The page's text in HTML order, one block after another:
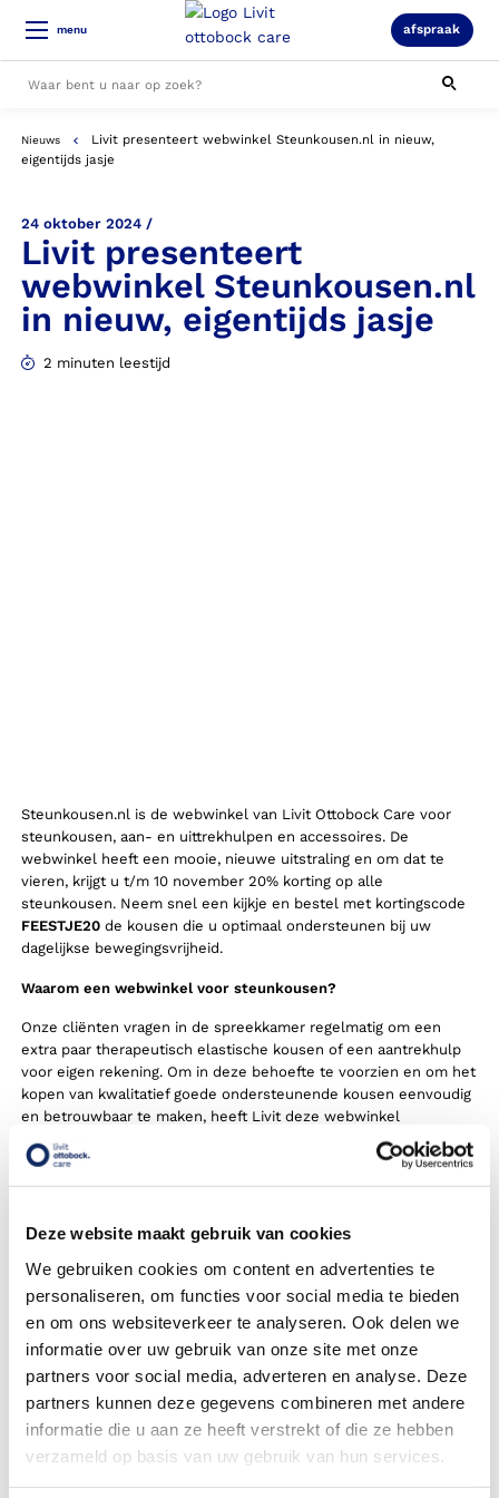
Deze website maakt gebruik van cookies
We gebruiken cookies om content en advertenties te
personaliseren, om functies voor social media te bieden
en om ons websiteverkeer te analyseren. Ook delen we
informatie over uw gebruik van onze site met onze
partners voor social media, adverteren en analyse. Deze
partners kunnen deze gegevens combineren met andere
informatie die u aan ze heeft verstrekt of die ze hebben
verzameld op basis van uw gebruik van hun services.
menu afspraak
Alle resultaten
Nieuws
Livit presenteert webwinkel Steunkousen.nl in nieuw,
eigentijds jasje
24 oktober 2024 /
Livit presenteert
webwinkel Steunkousen.nl
in nieuw, eigentijds jasje
2 minuten leestijd
Steunkousen.nl is de webwinkel van Livit Ottobock Care voor
steunkousen, aan- en uittrekhulpen en accessoires. De
webwinkel heeft een mooie, nieuwe uitstraling en om dat te
vieren, krijgt u t/m 10 november 20% korting op alle
steunkousen. Neem snel een kijkje en bestel met kortingscode
FEESTJE20de kousen die u optimaal ondersteunen bij uw
dagelijkse bewegingsvrijheid.
Waarom een webwinkel voor steunkousen?
Onze cliënten vragen in de spreekkamer regelmatig om een
extra paar therapeutisch elastische kousen of een aantrekhulp
voor eigen rekening. Om in deze behoefte te voorzien en om het
kopen van kwalitatief goede ondersteunende kousen eenvoudig
en betrouwbaar te maken, heeft Livit deze webwinkel
ontwikkeld. Steunkousen.nl biedt u een betrouwbare
particuliere aankoop vanuit een professionele, medische
achtergrond.
Op Steunkousen.nl vindt u een uitgebreid assortiment aan
staande beroepen, sporten of zwangerschap. Daarnaast kan
iedereen die persoonlijk aangemeten therapeutisch elastische
kousen draagt een extra paar kousen in de webwinkel kopen.
Ook voor ondersteunende kousen in een modieuze kleuren,
aantrekhulpen en accessoires kunt u op Steunkousen.nl terecht.
bekende merken.